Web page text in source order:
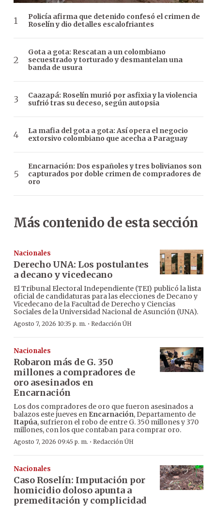
Policía afirma que detenido confesó el crimen de
Roselín y dio detalles escalofriantes
Gota a gota: Rescatan a un colombiano
secuestrado y torturado y desmantelan una
banda de usura
Caazapá: Roselín murió por asfixia y la violencia
sufrió tras su deceso, según autopsia
La mafia del gota a gota: Así opera el negocio
extorsivo colombiano que acecha a Paraguay
Encarnación: Dos españoles y tres bolivianos son
capturados por doble crimen de compradores de
oro
Más contenido de esta sección
Nacionales
Derecho UNA: Los postulantes
a decano y vicedecano
El Tribunal Electoral Independiente (TEI) publicó la lista
oficial de candidaturas para las elecciones de Decano y
Vicedecano de la Facultad de Derecho y Ciencias
Sociales de la Universidad Nacional de Asunción (UNA).
Agosto 7, 2026 10:35 p. m. · Redacción ÚH
Nacionales
Robaron más de G. 350
millones a compradores de
oro asesinados en
Encarnación
Los dos compradores de oro que fueron asesinados a
balazos este jueves en Encarnación, Departamento de
Itapúa, sufrieron el robo de entre G. 350 millones y 370
millones, con los que contaban para comprar oro.
Agosto 7, 2026 09:45 p. m. · Redacción ÚH
Nacionales
Caso Roselín: Imputación por
homicidio doloso apunta a
premeditación y complicidad